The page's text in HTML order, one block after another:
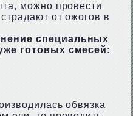
можно провести
от ожогов в
специальных
готовых смесей:
обвязка